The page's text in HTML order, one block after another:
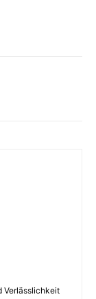
Verlässlichkeit